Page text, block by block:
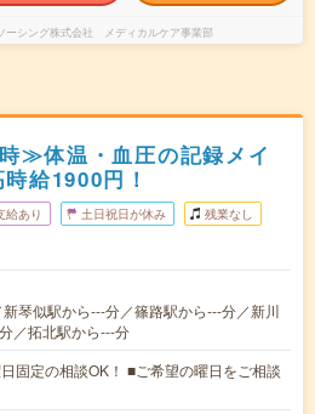
ーシング株式会社 メディカルケア事業部
≫体温・血圧の記録メイ
給1900円！
給あり 土日祝日が休み 残業なし
琴似駅から---分／篠路駅から---分／新川
／拓北駅から---分
固定の相談OK！ ■ご希望の曜日をご相談